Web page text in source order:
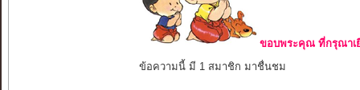
ขอบพระคุณ ที่กรุณาเ
ข้อความนี้ มี 1 สมาชิก มาชื่นชม